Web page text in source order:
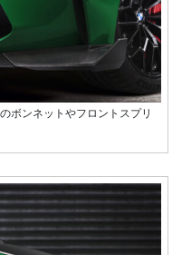
ボンネットやフロントスプリ